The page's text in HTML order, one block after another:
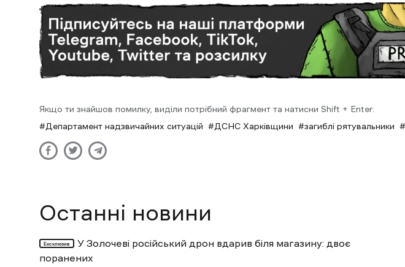
Якщо ти знайшов помилку, виділи потрібний фрагмент та натисни Shift + Enter.
Департамент надзвичайних ситуацій
ДСНС Харківщини загиблі рятувальники
Останні новини
Ексклюзив
У Золочеві російський дрон вдарив біля магазину: двоє
поранених